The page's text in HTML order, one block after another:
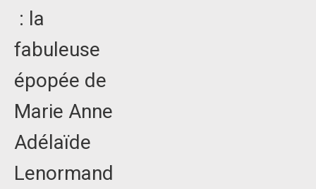
: la
fabuleuse
épopée de
Marie Anne
Adélaïde
Lenormand